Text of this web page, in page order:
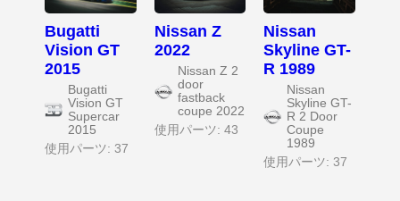
Bugatti
Vision GT
2015
Bugatti
Vision GT
Supercar
2015
使用パーツ: 37
Nissan Z
2022
Nissan Z 2
door
fastback
coupe 2022
使用パーツ: 43
Nissan
Skyline GT-
R 1989
Nissan
Skyline GT-
R 2 Door
Coupe
1989
使用パーツ: 37